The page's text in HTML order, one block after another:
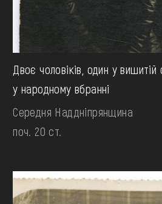
Двоє чоловіків, один у вишитій
у народному вбранні
Середня Наддніпрянщина
поч. 20 ст.